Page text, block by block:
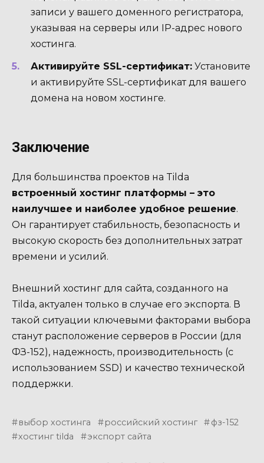
записи у вашего доменного регистратора,
указывая на серверы или IP-адрес нового
хостинга.
Активируйте SSL-сертификат: Установите
и активируйте SSL-сертификат для вашего
домена на новом хостинге.
Заключение
Для большинства проектов на Tilda
встроенный хостинг платформы – это
наилучшее и наиболее удобное решение.
Он гарантирует стабильность, безопасность и
высокую скорость без дополнительных затрат
времени и усилий.
Внешний хостинг для сайта, созданного на
Tilda, актуален только в случае его экспорта. В
такой ситуации ключевыми факторами выбора
станут расположение серверов в России (для
ФЗ-152), надежность, производительность (с
использованием SSD) и качество технической
поддержки.
выбор хостинга российский хостинг
фз-152
хостинг tilda
экспорт сайта